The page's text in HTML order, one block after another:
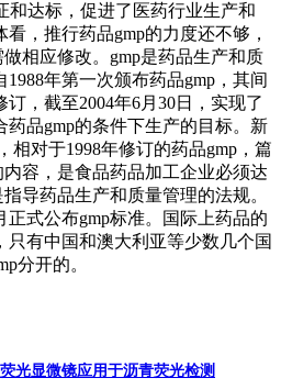
和达标，促进了医药行业生产和
，推行药品gmp的力度还不够，
相应修改。gmp是药品生产和质
年第一次颁布药品gmp，其间
订，截至2004年6月30日，实现了
药品gmp的条件下生产的目标。新
相对于1998年修订的药品gmp，篇
容，是食品药品加工企业必须达
导药品生产和质量管理的法规。
正式公布gmp标准。国际上药品的
有中国和澳大利亚等少数几个国
分开的。
光显微镜应用于沥青荧光检测